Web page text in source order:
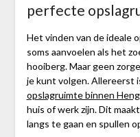
perfecte
Het vinden van de ideale
soms aanvoelen als het
hooiberg. Maar geen
je kunt volgen. Allereerst
opslagruimte binnen
huis of werk zijn. Dit
langs te gaan en spullen